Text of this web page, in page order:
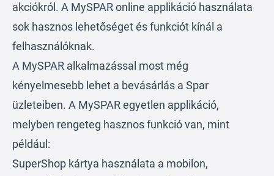
akciókról. A MySPAR online applikáció használata
sok hasznos lehetőséget és funkciót kínál a
felhasználóknak.
A MySPAR alkalmazással most még
kényelmesebb lehet a bevásárlás a Spar
üzleteiben. A MySPAR egyetlen applikáció,
melyben rengeteg hasznos funkció van, mint
például:
SuperShop kártya használata a mobilon,